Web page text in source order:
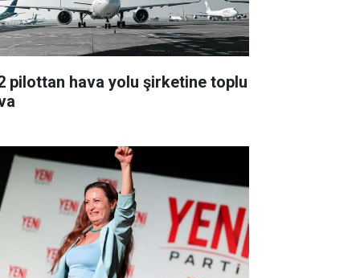
pilottan hava yolu şirketine toplu